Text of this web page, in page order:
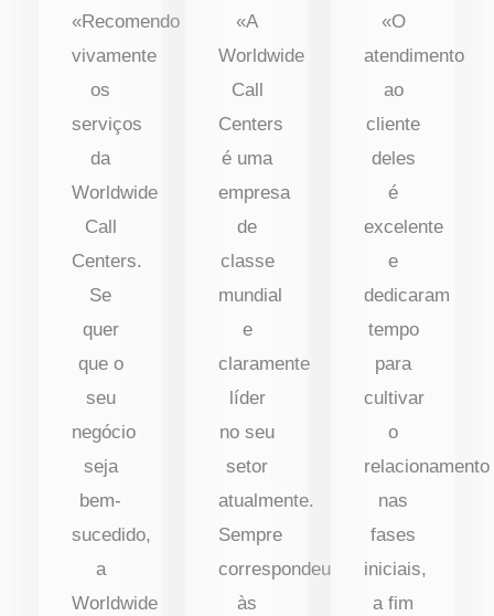
«Recomendo
vivamente
os
serviços
da
Worldwide
Call
Centers.
Se
quer
que o
seu
negócio
seja
bem-
sucedido,
a
Worldwide
«A
Worldwide
Call
Centers
é uma
empresa
de
classe
mundial
e
claramente
líder
no seu
setor
atualmente.
Sempre
correspondeu
às
«O
atendimento
ao
cliente
deles
é
excelente
e
dedicaram
tempo
para
cultivar
o
relacionamento
nas
fases
iniciais,
a fim